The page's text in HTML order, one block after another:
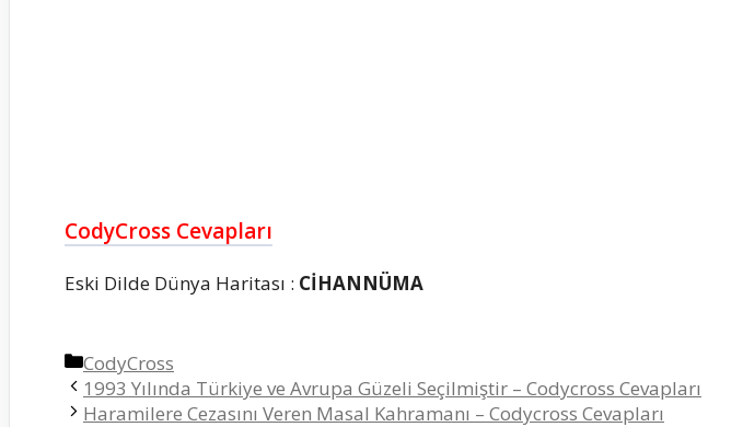
CodyCross Cevapları
Eski Dilde Dünya Haritası : CİHANNÜMA
Kategoriler
CodyCross
1993 Yılında Türkiye ve Avrupa Güzeli Seçilmiştir – Codycross Cevapları
Haramilere Cezasını Veren Masal Kahramanı – Codycross Cevapları